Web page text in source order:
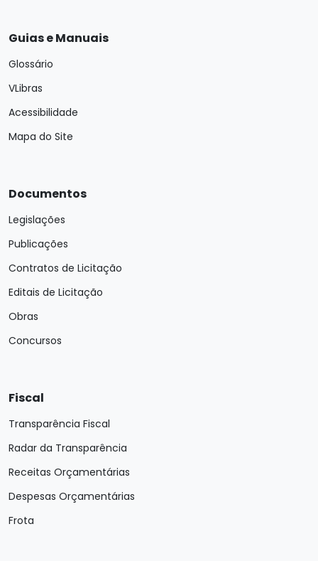
Guias e Manuais
Glossário
VLibras
Acessibilidade
Mapa do Site
Documentos
Legislações
Publicações
Contratos de Licitação
Editais de Licitação
Obras
Concursos
Fiscal
Transparência Fiscal
Radar da Transparência
Receitas Orçamentárias
Despesas Orçamentárias
Frota